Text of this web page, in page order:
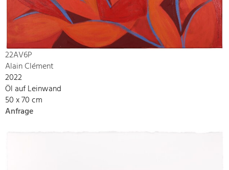
22AV6P
Alain Clément
2022
Öl auf Leinwand
50 x 70 cm
Anfrage